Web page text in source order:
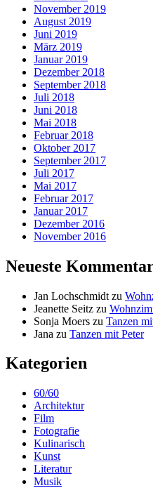
November 2019
August 2019
Juni 2019
März 2019
Januar 2019
Dezember 2018
September 2018
Juli 2018
Juni 2018
Mai 2018
Februar 2018
Oktober 2017
September 2017
Juli 2017
Mai 2017
Februar 2017
Januar 2017
Dezember 2016
November 2016
Neueste
Jan Lochschmidt zu
Jeanette Seitz zu
Sonja Moers zu Tanzen
Jana zu Tanzen mit Peter
Kategorien
60/60
Architektur
Film
Fotografie
Kulinarisch
Kunst
Literatur
Musik